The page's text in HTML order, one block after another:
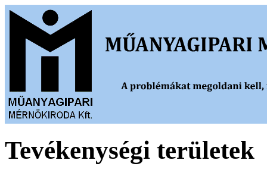
Tevékenységi területek